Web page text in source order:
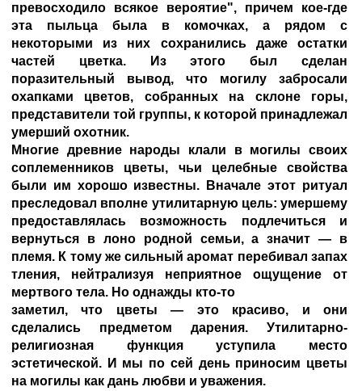
превосходило всякое вероятие", причем кое-где
эта пыльца была в комочках, а рядом с
некоторыми из них сохранились даже остатки
частей цветка. Из этого был сделан
поразительный вывод, что могилу забросали
охапками цветов, собранных на склоне горы,
представители той группы, к которой принадлежал
умерший охотник.
Многие древние народы клали в могилы своих
соплеменников цветы, чьи целебные свойства
были им хорошо известны. Вначале этот ритуал
преследовал вполне утилитарную цель: умершему
предоставлялась возможность подлечиться и
вернуться в лоно родной семьи, а значит — в
племя. К тому же сильный аромат перебивал запах
тления, нейтрализуя неприятное ощущение от
мертвого тела. Но однажды кто-то
заметил, что цветы — это красиво, и они
сделались предметом дарения. Утилитарно-
религиозная функция уступила место
эстетической. И мы по сей день приносим цветы
на могилы как дань любви и уважения.